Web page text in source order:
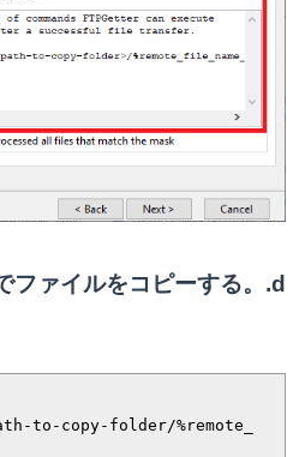
ファイルをコピーする。.d
to-copy-folder/%remote_